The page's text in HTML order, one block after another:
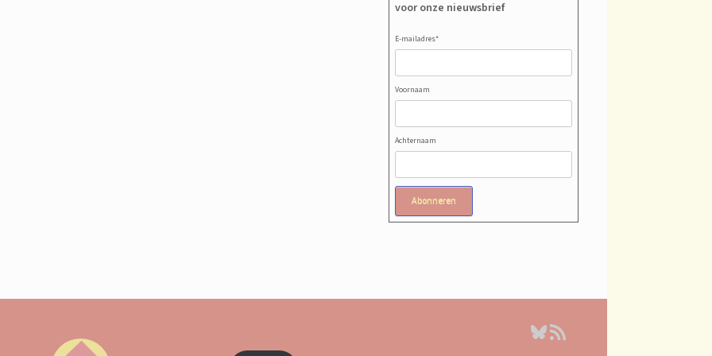
voor onze nieuwsbrief
E-mailadres*
Voornaam
Achternaam
Abonneren
Bluesky
RSS feed